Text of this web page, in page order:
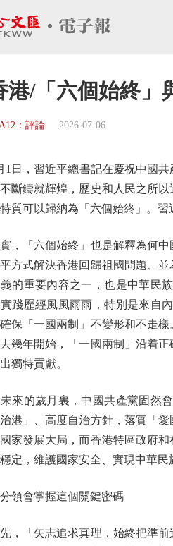
港/「六個始終」
：評論 2026-07-06
習近平總書記在慶祝中國共產
斷鑄就輝煌，歷史和人民之所
質可以歸納為「六個始終」。
六個始終」也是解釋為何中國
方式解決香港回歸祖國問題、
的重要內容之一，也是中華民
踐歷經風風雨雨，特別是來自
保「一國兩制」不變形和不走
幾年開始，「一國兩制」沿着
獨特貢獻。
的歲月裏，中國共產黨固然會
治港」、高度自治方針，落實「
家發展大局，而香港特區政府
定，維護國家安全、實現中華民
會掌握這個關鍵密碼
「矢志追求真理，始終把準前